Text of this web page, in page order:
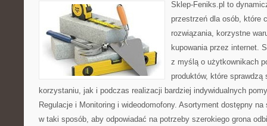
Sklep-Feniks.pl to
przestrzeń dla osób, które
rozwiązania, korzystne
kupowania przez internet.
z myślą o użytkownikach
produktów, które sprawdzą
korzystaniu, jak i podczas realizacji bardziej indywidualnych
Regulacje i Monitoring i wideodomofony. Asortyment dostępny na
w taki sposób, aby odpowiadać na potrzeby szerokiego grona